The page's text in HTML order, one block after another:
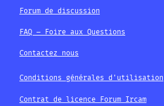
Forum de discussion
FAQ – Foire aux Questions
Contactez nous
Conditions générales d'utilisation
Contrat de licence Forum Ircam